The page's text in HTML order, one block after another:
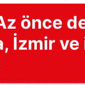
önce
İzmir ve